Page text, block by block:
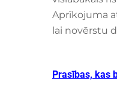
Aprīkojuma
lai novērstu
Prasības, kas